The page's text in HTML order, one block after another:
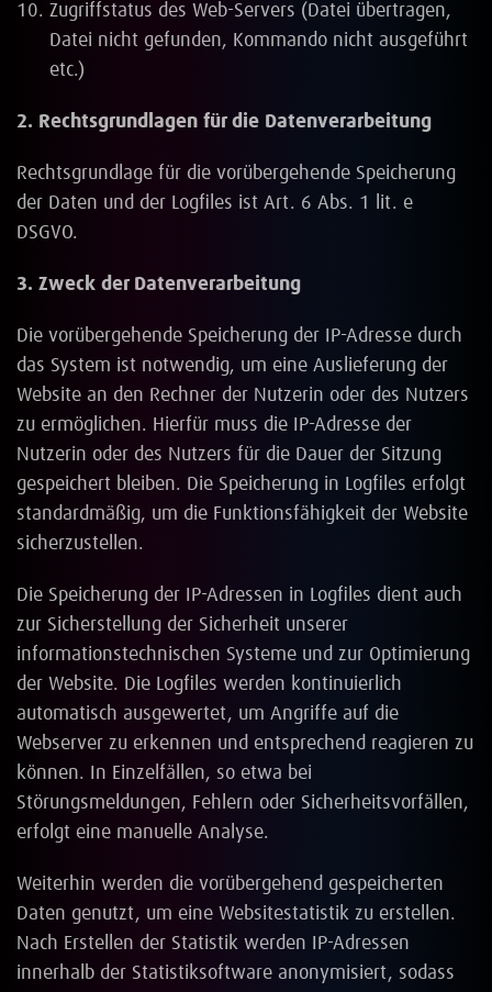
Zugriffstatus des Web-Servers (Datei übertragen,
Datei nicht gefunden, Kommando nicht ausgeführt
etc.)
2. Rechtsgrundlagen für die Datenverarbeitung
Rechtsgrundlage für die vorübergehende Speicherung
der Daten und der Logfiles ist Art. 6 Abs. 1 lit. e
DSGVO.
3. Zweck der Datenverarbeitung
Die vorübergehende Speicherung der IP-Adresse durch
das System ist notwendig, um eine Auslieferung der
Website an den Rechner der Nutzerin oder des Nutzers
zu ermöglichen. Hierfür muss die IP-Adresse der
Nutzerin oder des Nutzers für die Dauer der Sitzung
gespeichert bleiben. Die Speicherung in Logfiles erfolgt
standardmäßig, um die Funktionsfähigkeit der Website
sicherzustellen.
Die Speicherung der IP-Adressen in Logfiles dient auch
zur Sicherstellung der Sicherheit unserer
informationstechnischen Systeme und zur Optimierung
der Website. Die Logfiles werden kontinuierlich
automatisch ausgewertet, um Angriffe auf die
Webserver zu erkennen und entsprechend reagieren zu
können. In Einzelfällen, so etwa bei
Störungsmeldungen, Fehlern oder Sicherheitsvorfällen,
erfolgt eine manuelle Analyse.
Weiterhin werden die vorübergehend gespeicherten
Daten genutzt, um eine Websitestatistik zu erstellen.
Nach Erstellen der Statistik werden IP-Adressen
innerhalb der Statistiksoftware anonymisiert, sodass